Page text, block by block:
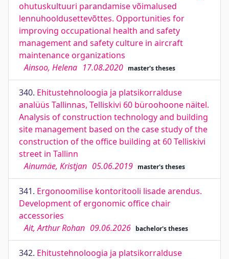
ohutuskultuuri parandamise võimalused
lennuhooldusettevõttes. Opportunities for
improving occupational health and safety
management and safety culture in aircraft
maintenance organizations
Ainsoo, Helena 17.08.2020 master's theses
340. Ehitustehnoloogia ja platsikorralduse
analüüs Tallinnas, Telliskivi 60 büroohoone näitel.
Analysis of construction technology and building
site management based on the case study of the
construction of the office building at 60 Telliskivi
street in Tallinn
Ainumäe, Kristjan 05.06.2019 master's theses
341. Ergonoomilise kontoritooli lisade arendus.
Development of ergonomic office chair
accessories
Ait, Arthur Rohan 09.06.2026 bachelor's theses
342. Ehitustehnoloogia ja platsikorralduse